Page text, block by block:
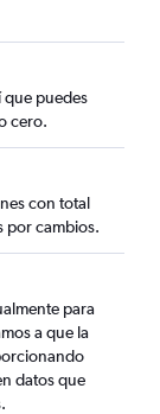
que puedes
cero.
con total
por cambios.
para
a que la
datos que